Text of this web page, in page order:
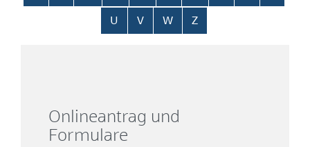
U V W Z
Onlineantrag und
Formulare